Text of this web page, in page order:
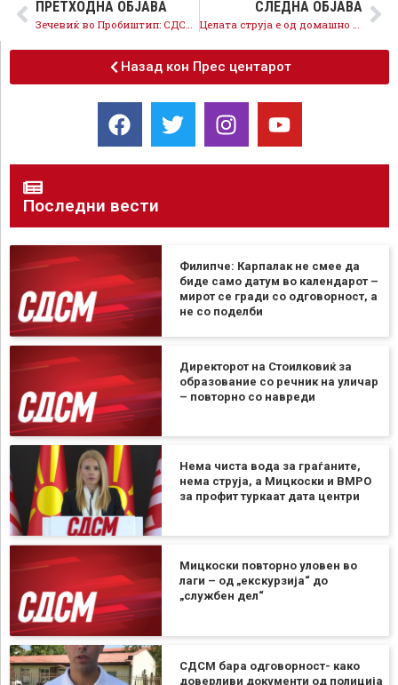
ПРЕТХОДНА ОБЈАВА
Зечевиќ во Пробиштип: СДСМ е заштитник на граѓаните и гарантор на стабилноста на државата
СЛЕДНА ОБЈАВА
Целата струја е од домашно производство, ЕСМ покрива 100% од потребите
Назад кон Прес центарот
Последни вести
Филипче: Карпалак не смее да
биде само датум во календарот –
мирот се гради со одговорност, а
не со поделби
Директорот на Стоилковиќ за
образование со речник на уличар
– повторно со навреди
Нема чиста вода за граѓаните,
нема струја, а Мицкоски и ВМРО
за профит туркаат дата центри
Мицкоски повторно уловен во
лаги – од „екскурзија“ до
„службен дел“
СДСМ бара одговорност- како
доверливи документи од полиција